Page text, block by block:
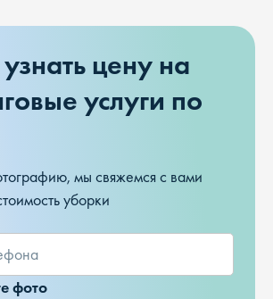
цену на
услуги по
мы свяжемся с вами
уборки
фото